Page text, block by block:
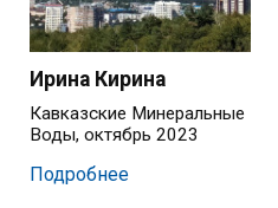
Ирина Кирина
Кавказские Минеральные
Воды, октябрь 2023
Подробнее